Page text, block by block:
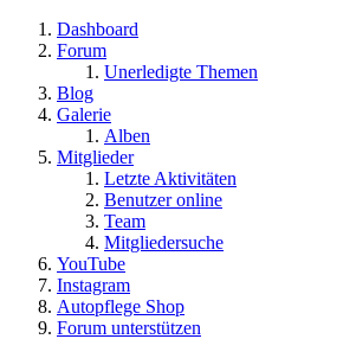
Dashboard
Forum
Unerledigte Themen
Blog
Galerie
Alben
Mitglieder
Letzte Aktivitäten
Benutzer online
Team
Mitgliedersuche
YouTube
Instagram
Autopflege Shop
Forum unterstützen